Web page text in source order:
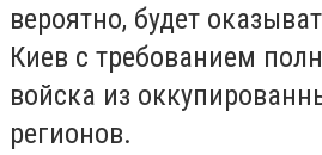
вероятно, будет
Киев с требованием
войска из
регионов.